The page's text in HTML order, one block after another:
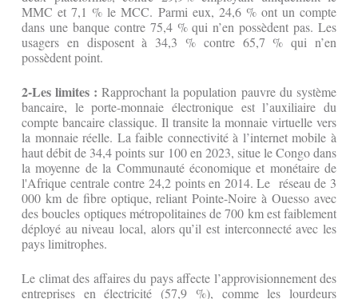
MMC et 7,1 % le MCC. Parmi eux, 24,6 % ont un compte
dans une banque contre 75,4 % qui n’en possèdent pas. Les
usagers en disposent à 34,3 % contre 65,7 % qui n’en
possèdent point.
2-Les limites : Rapprochant la population pauvre du système
bancaire, le porte-monnaie électronique est l’auxiliaire du
compte bancaire classique. Il transite la monnaie virtuelle vers
la monnaie réelle. La faible connectivité à l’internet mobile à
haut débit de 34,4 points sur 100 en 2023, situe le Congo dans
la moyenne de la Communauté économique et monétaire de
l'Afrique centrale contre 24,2 points en 2014. Le réseau de 3
000 km de fibre optique, reliant Pointe-Noire à Ouesso avec
des boucles optiques métropolitaines de 700 km est faiblement
déployé au niveau local, alors qu’il est interconnecté avec les
pays limitrophes.
Le climat des affaires du pays affecte l’approvisionnement des
entreprises en électricité (57,9 %), comme les lourdeurs